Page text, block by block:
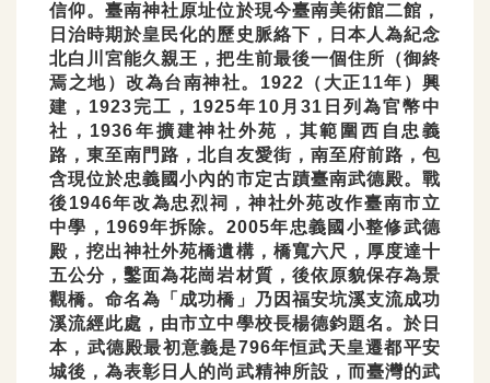
信仰。臺南神社原址位於現今臺南美術館二館，
日治時期於皇民化的歷史脈絡下，日本人為紀念
北白川宮能久親王，把生前最後一個住所（御終
焉之地）改為台南神社。1922（大正11年）興
建，1923完工，1925年10月31日列為官幣中
社，1936年擴建神社外苑，其範圍西自忠義
路，東至南門路，北自友愛街，南至府前路，包
含現位於忠義國小內的市定古蹟臺南武德殿。戰
後1946年改為忠烈祠，神社外苑改作臺南市立
中學，1969年拆除。2005年忠義國小整修武德
殿，挖出神社外苑橋遺構，橋寬六尺，厚度達十
五公分，鑿面為花崗岩材質，後依原貌保存為景
觀橋。命名為「成功橋」乃因福安坑溪支流成功
溪流經此處，由市立中學校長楊德鈞題名。於日
本，武德殿最初意義是796年恒武天皇遷都平安
城後，為表彰日人的尚武精神所設，而臺灣的武